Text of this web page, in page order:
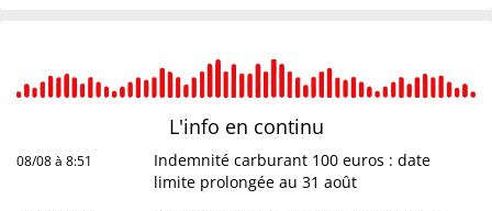
L'info en continu
08/08 à 8:51
Indemnité carburant 100 euros : date
limite prolongée au 31 août